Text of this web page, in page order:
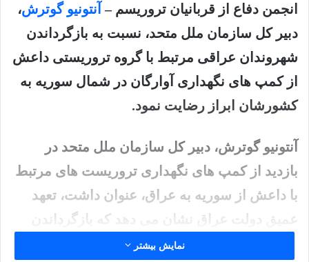
انجمن دفاع از قربانیان تروریسم –آنتونیو گوترش،
دبیر کل سازمان ملل متحد، نسبت به بازگرداندن
شهروندان عراقی مرتبط با گروه تروریستی داعش
از کمپ های نگهداری آوارگان در شمال سوریه به
کشورشان ابراز رضایت نمود.
آنتونیو گوترش، دبیر کل سازمان ملل متحد در
بازدید از کمپ های نگهداری تروریست های مرتبط
با داعش از سوریه به عراق، عنوان داشت، تعهد
عمیق دولت عراق نشان می دهد که بازگرداندن
مسئولانه این افراد به کشورشان ممکن بوده و می
نمایش بیشتر